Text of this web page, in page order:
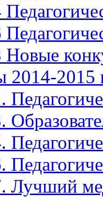
Новые
2014-2015
Лучший